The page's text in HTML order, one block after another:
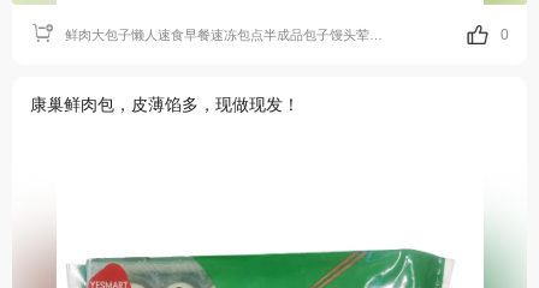
0
康巢鲜肉包，皮薄馅多，现做现发！